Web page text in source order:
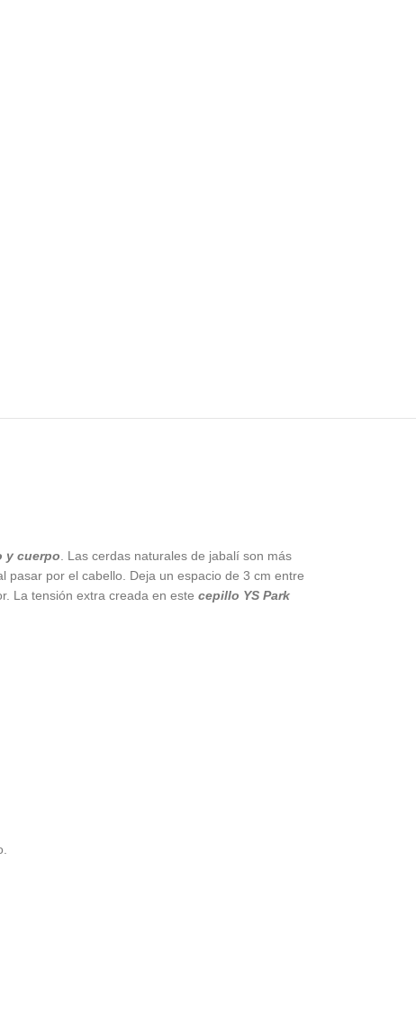
y cuerpo. Las cerdas naturales de jabalí son más
pasar por el cabello. Deja un espacio de 3 cm entre
La tensión extra creada en este cepillo YS Park